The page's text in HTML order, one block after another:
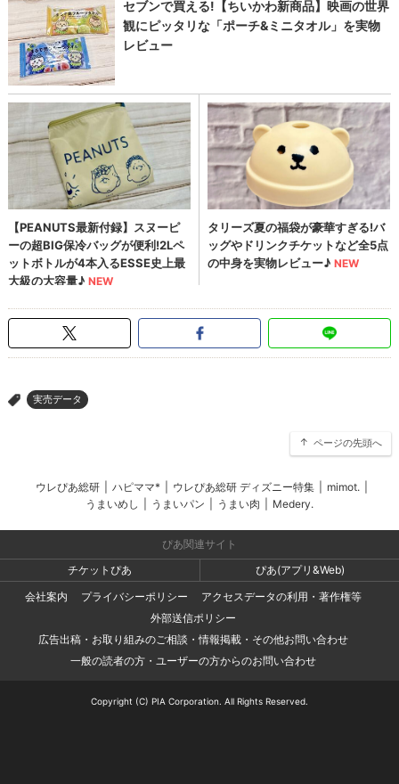
> 実売データ
ページの先頭へ
ウレぴあ総研 ハピママ* ウレぴあ総研 ディズニー特集 mimot.
うまいめし
うまいパン うまい肉 Medery.
ぴあ関連サイト
チケットぴあ
ぴあ(アプリ&Web)
会社案内
プライバシーポリシー
アクセスデータの利用・著作権等
外部送信ポリシー
広告出稿・お取り組みのご相談・情報掲載・その他お問い合わせ
一般の読者の方・ユーザーの方からのお問い合わせ
Copyright (C) PIA Corporation. All Rights Reserved.